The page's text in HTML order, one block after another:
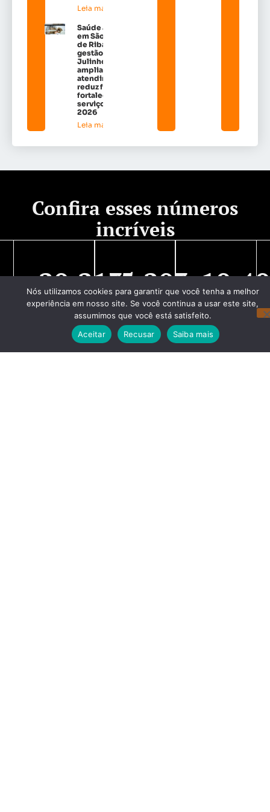
Leia mais »
Saúde avança
em São José
de Ribamar:
gestão de Dr.
Julinho
amplia
atendimentos,
reduz filas e
fortalece
serviços em
2026
Leia mais »
Confira esses números
incríveis
Visualizações
20,213
Novos
visitantes
5,203
seguidores
Instagram
Nós utilizamos cookies para garantir que você tenha a melhor
experiência em nosso site. Se você continua a usar este site,
assumimos que você está satisfeito.
Aceitar
Recusar Saiba mais